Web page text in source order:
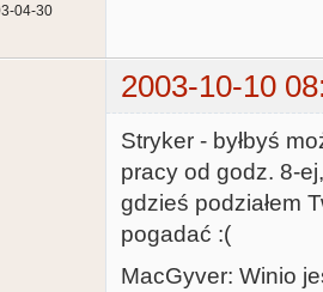
04-30
2003-10-10
Stryker - byłbyś
pracy od godz. 8-
gdzieś podziałem
pogadać :(
MacGyver: Winio